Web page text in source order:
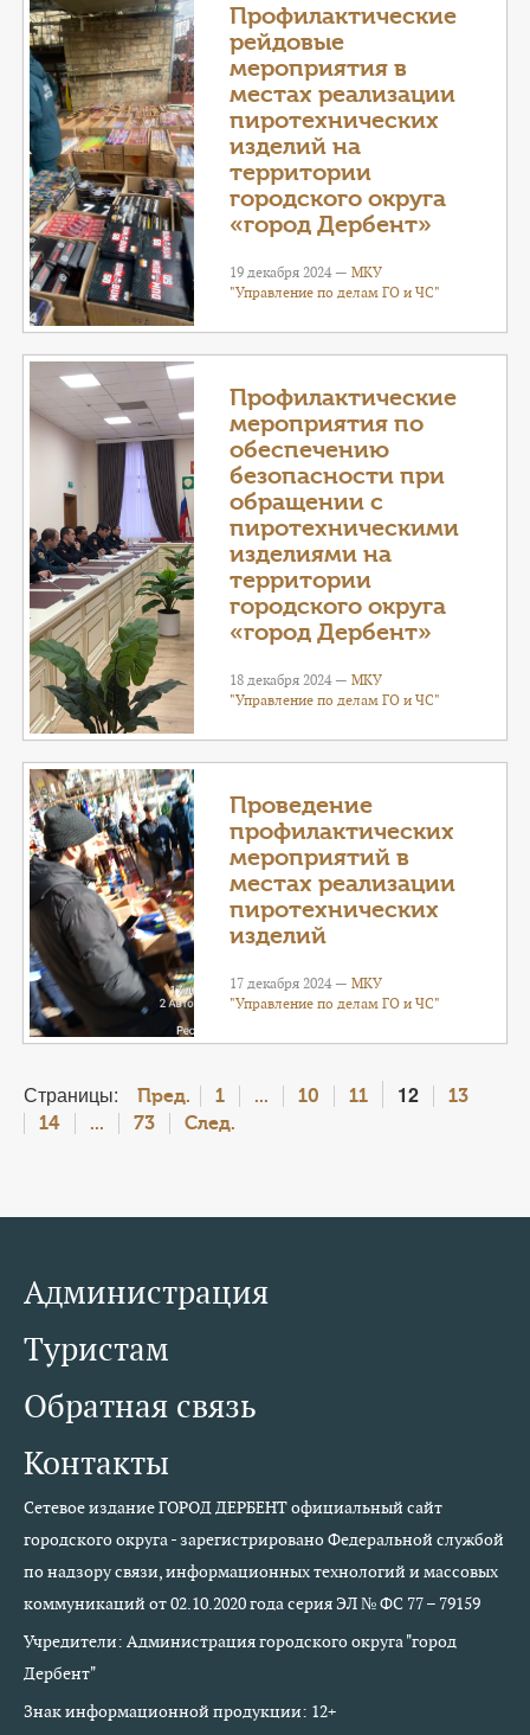
Профилактические
рейдовые
мероприятия в
местах реализации
пиротехнических
изделий на
территории
городского округа
«город Дербент»
19 декабря 2024 —МКУ
"Управление по делам ГО и ЧС"
Профилактические
мероприятия по
обеспечению
безопасности при
обращении с
пиротехническими
изделиями на
территории
городского округа
«город Дербент»
18 декабря 2024 —МКУ
"Управление по делам ГО и ЧС"
Проведение
профилактических
мероприятий в
местах реализации
пиротехнических
изделий
17 декабря 2024 —МКУ
"Управление по делам ГО и ЧС"
Страницы: Пред. 1 ... 10 11 12
13
14
... 73 След.
Администрация
Туристам
Обратная связь
Контакты
Сетевое издание ГОРОД ДЕРБЕНТ официальный сайт
городского округа - зарегистрировано Федеральной службой
по надзору связи, информационных технологий и массовых
коммуникаций от 02.10.2020 года серия ЭЛ № ФС 77 – 79159
Учредители: Администрация городского округа "город
Дербент"
Знак информационной продукции: 12+